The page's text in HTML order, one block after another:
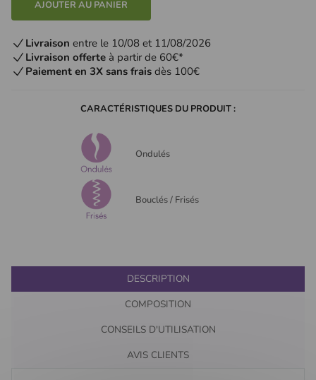
AJOUTER AU PANIER
Livraison entre le 10/08 et 11/08/2026
Livraison offerte à partir de 60€*
Paiement en 3X sans frais dès 100€
CARACTÉRISTIQUES DU PRODUIT :
Ondulés
Bouclés / Frisés
DESCRIPTION
COMPOSITION
CONSEILS D'UTILISATION
AVIS CLIENTS